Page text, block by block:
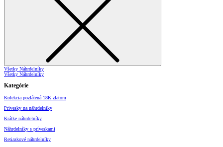
Všetky Náhrdelníky
Všetky Náhrdelníky
Kategórie
Kolekcia pozlátená 18K zlatom
Prívesky na náhrdelníky
Krátke náhrdelníky
Náhrdelníky s príveskami
Retiazkové náhrdelníky